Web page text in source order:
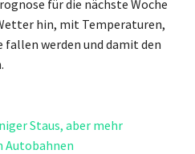
für die nächste Woche
hin, mit Temperaturen,
fallen werden und damit den
Staus, aber mehr
Autobahnen